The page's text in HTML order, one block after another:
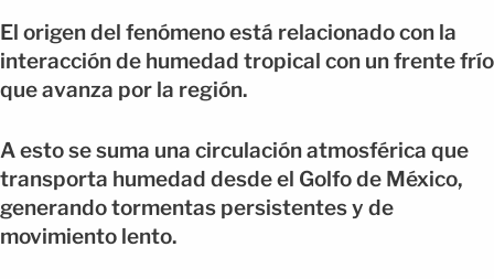
El origen del fenómeno está relacionado con la
interacción de humedad tropical con un frente frío
que avanza por la región.
A esto se suma una circulación atmosférica que
transporta humedad desde el Golfo de México,
generando tormentas persistentes y de
movimiento lento.